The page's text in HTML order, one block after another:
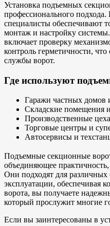
Установка подъемных
профессионального
специалисты обеспечивают
монтаж и настройку
включает проверку
контроль герметичности,
службы ворот.
Где используют
Гаражи частных домов
Складские помещения
Производственные
Торговые центры и
Автосервисы и
Подъемные секционные
объединяющее практичность,
Они подходят для различных
эксплуатации, обеспечивая
ворота, вы получаете
который прослужит многие
Если вы заинтересованы в